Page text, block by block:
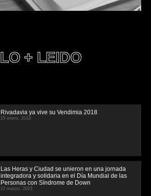
LO + LEIDO
Rivadavia ya vive su Vendimia 2018
25 enero, 2018
Las Heras y Ciudad se unieron en una jornada
integradora y solidaria en el Día Mundial de las
Personas con Síndrome de Down
22 marzo, 2023